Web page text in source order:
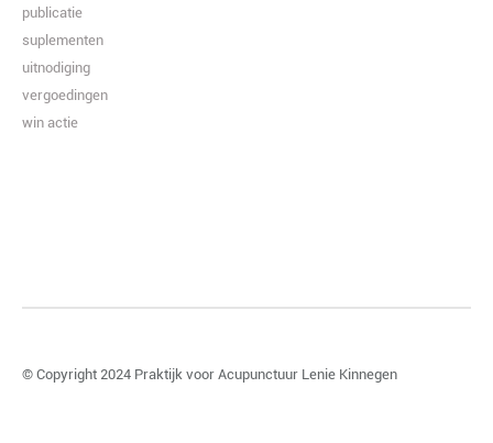
publicatie
suplementen
uitnodiging
vergoedingen
win actie
© Copyright 2024 Praktijk voor Acupunctuur Lenie Kinnegen